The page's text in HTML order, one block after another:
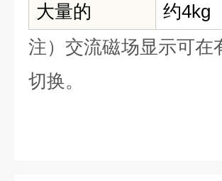
大量的
约4kg
注）交流磁场显示可在
切换。